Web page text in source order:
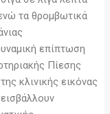
τα θρομβωτικά
επίπτωση
Πίεσης
κλινικής εικόνας